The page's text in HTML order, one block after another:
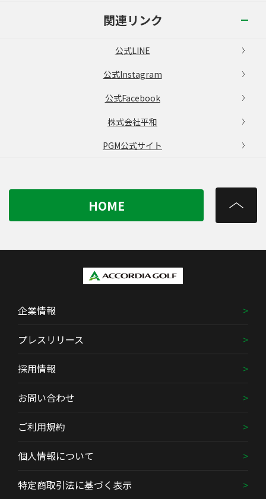
関連リンク
公式LINE
公式Instagram
公式Facebook
株式会社平和
PGM公式サイト
HOME
企業情報
プレスリリース
採用情報
お問い合わせ
ご利用規約
個人情報について
特定商取引法に基づく表示